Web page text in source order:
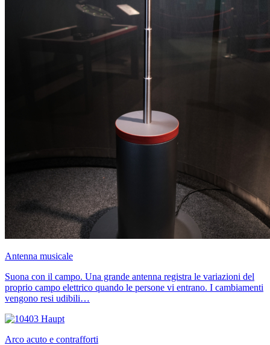
Antenna musicale
Suona con il campo. Una grande antenna registra le variazioni del
proprio campo elettrico quando le persone vi entrano. I cambiamenti
vengono resi udibili…
Arco acuto e contrafforti